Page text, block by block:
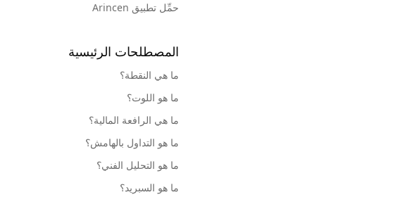
حمِّل تطبيق Arincen
المصطلحات الرئيسية
ما هي النقطة؟
ما هو اللوت؟
ما هي الرافعة المالية؟
ما هو التداول بالهامش؟
ما هو التحليل الفني؟
ما هو السبريد؟